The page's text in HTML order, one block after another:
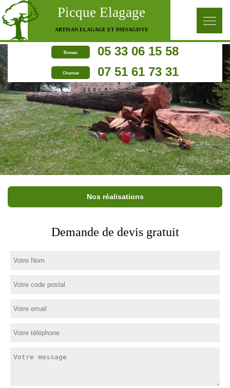
Picque Elagage
ARTISAN ELAGAGE ET PAYSAGISTE
Bureau 05 33 06 15 58
Chantier 07 51 61 73 31
Nos réalisations
Demande de devis gratuit